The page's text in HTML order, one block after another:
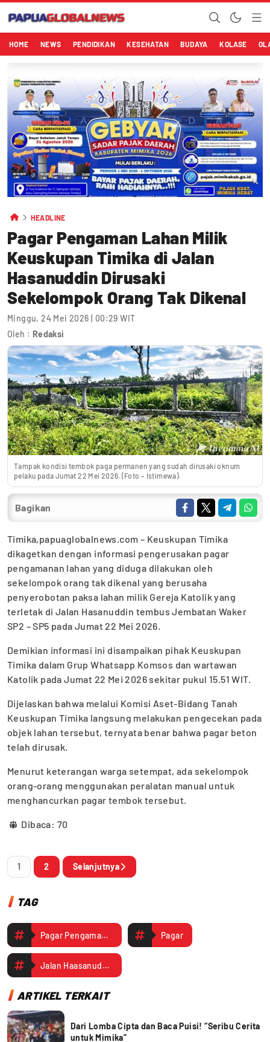
HOME NEWS PENDIDIKAN KESEHATAN BUDAYA KOLASE
HEADLINE
Pagar Pengaman Lahan Milik
Keuskupan Timika di Jalan
Hasanuddin Dirusaki
Sekelompok Orang Tak Dikenal
Minggu, 24 Mei 2026 | 00:29 WIT
Oleh : Redaksi
Tampak kondisi tembok paga permanen yang sudah dirusaki oknum
pelaku pada Jumat 22 Mei 2026. (Foto – Istimewa).
Bagikan
Timika,papuaglobalnews.com – Keuskupan Timika
dikagetkan dengan informasi pengerusakan pagar
pengamanan lahan yang diduga dilakukan oleh
sekelompok orang tak dikenal yang berusaha
penyerobotan paksa lahan milik Gereja Katolik yang
terletak di Jalan Hasanuddin tembus Jembatan Waker
SP2 – SP5 pada Jumat 22 Mei 2026.
Demikian informasi ini disampaikan pihak Keuskupan
Timika dalam Grup Whatsapp Komsos dan wartawan
Katolik pada Jumat 22 Mei 2026 sekitar pukul 15.51 WIT.
Dijelaskan bahwa melalui Komisi Aset-Bidang Tanah
Keuskupan Timika langsung melakukan pengecekan pada
objek lahan tersebut, ternyata benar bahwa pagar beton
telah dirusak.
Menurut keterangan warga setempat, ada sekelompok
orang-orang menggunakan peralatan manual untuk
menghancurkan pagar tembok tersebut.
Dibaca: 70
1 2 Selanjutnya
TAG
Pagar Pengaman Lahan Milik Keuskupan Timika di Jalan Hasanuddin Dirusaki Sekelompok Orang Tak Dikenal Pagar
Jalan Haasanuddin
ARTIKEL TERKAIT
Dari Lomba Cipta dan Baca Puisi! “Seribu Cerita
untuk Mimika”